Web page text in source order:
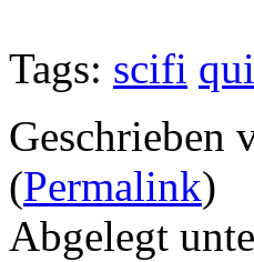
Tags: scifi
Geschrieben
(Permalink)
Abgelegt